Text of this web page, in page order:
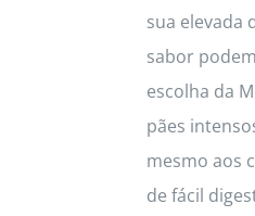
sua elevada
sabor
escolha da
pães
mesmo aos
de fácil